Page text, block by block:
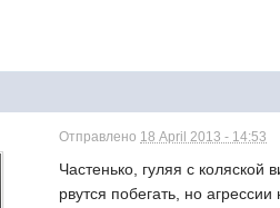
Отправлено 18 April 2013 - 14:53
Частенько, гуляя с
рвутся побегать, но